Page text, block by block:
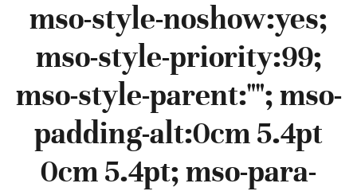
mso-style-noshow:yes;
mso-style-priority:99;
mso-style-parent:""; mso-
padding-alt:0cm 5.4pt
0cm 5.4pt; mso-para-